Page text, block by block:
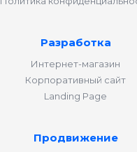
Разработка
Интернет-магазин
Корпоративный сайт
Landing Page
Продвижение